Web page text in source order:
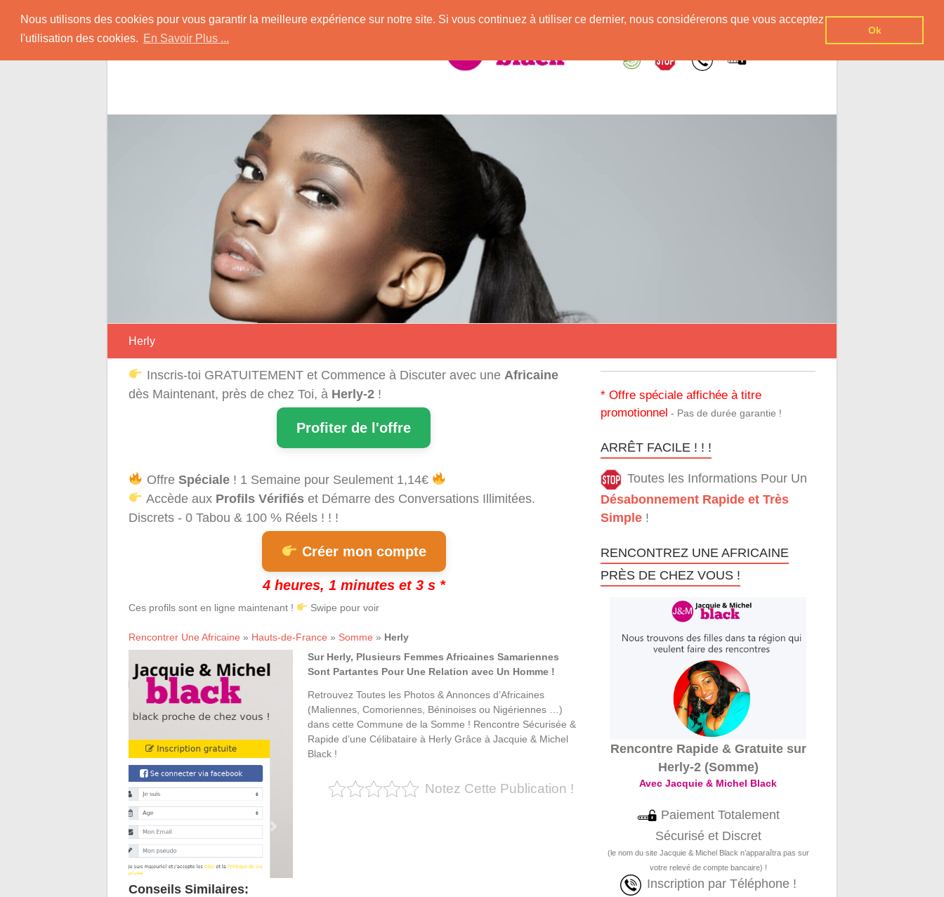
Nous utilisons des cookies pour vous garantir la meilleure expérience sur notre site. Si vous continuez à utiliser ce dernier, nous considérerons que vous acceptez
l'utilisation des cookies. En Savoir Plus ...
Ok
content
Rencontrer-Africaine
Conseils et Infos pour la Rencontre d'une Belle Africaine !
Herly
Inscris-toi GRATUITEMENT et Commence à Discuter avec une Africaine
dès Maintenant, près de chez Toi, à Herly-2 !
Profiter de l'offre
Offre Spéciale! 1 Semaine pour Seulement 1,14€
Accède aux Profils Vérifiéset Démarre des Conversations Illimitées.
Discrets - 0 Tabou & 100 % Réels ! ! !
Créer mon compte
4 heures, 1 minutes et 3 s *
Ces profils sont en ligne maintenant ! Swipe pour voir
Rencontrer Une Africaine » Hauts-de-France » Somme » Herly
Sur Herly, Plusieurs Femmes Africaines Samariennes
Sont Partantes Pour Une Relation avec Un Homme !
Retrouvez Toutes les Photos & Annonces d’Africaines
(Maliennes, Comoriennes, Béninoises ou Nigériennes …)
dans cette Commune de la Somme ! Rencontre Sécurisée &
Rapide d’une Célibataire à Herly Grâce à Jacquie & Michel
Black !
Notez Cette Publication !
Conseils Similaires:
* Offre spéciale affichée à titre
promotionnel - Pas de durée garantie !
ARRÊT FACILE ! ! !
Toutes les Informations Pour Un
Désabonnement Rapide et Très
Simple !
RENCONTREZ UNE AFRICAINE
PRÈS DE CHEZ VOUS !
Rencontre Rapide & Gratuite sur
Herly-2 (Somme)
Avec Jacquie & Michel Black
Paiement Totalement
Sécurisé et Discret
(le nom du site Jacquie & Michel Black n’apparaîtra pas sur
votre relevé de compte bancaire) !
Inscription par Téléphone !